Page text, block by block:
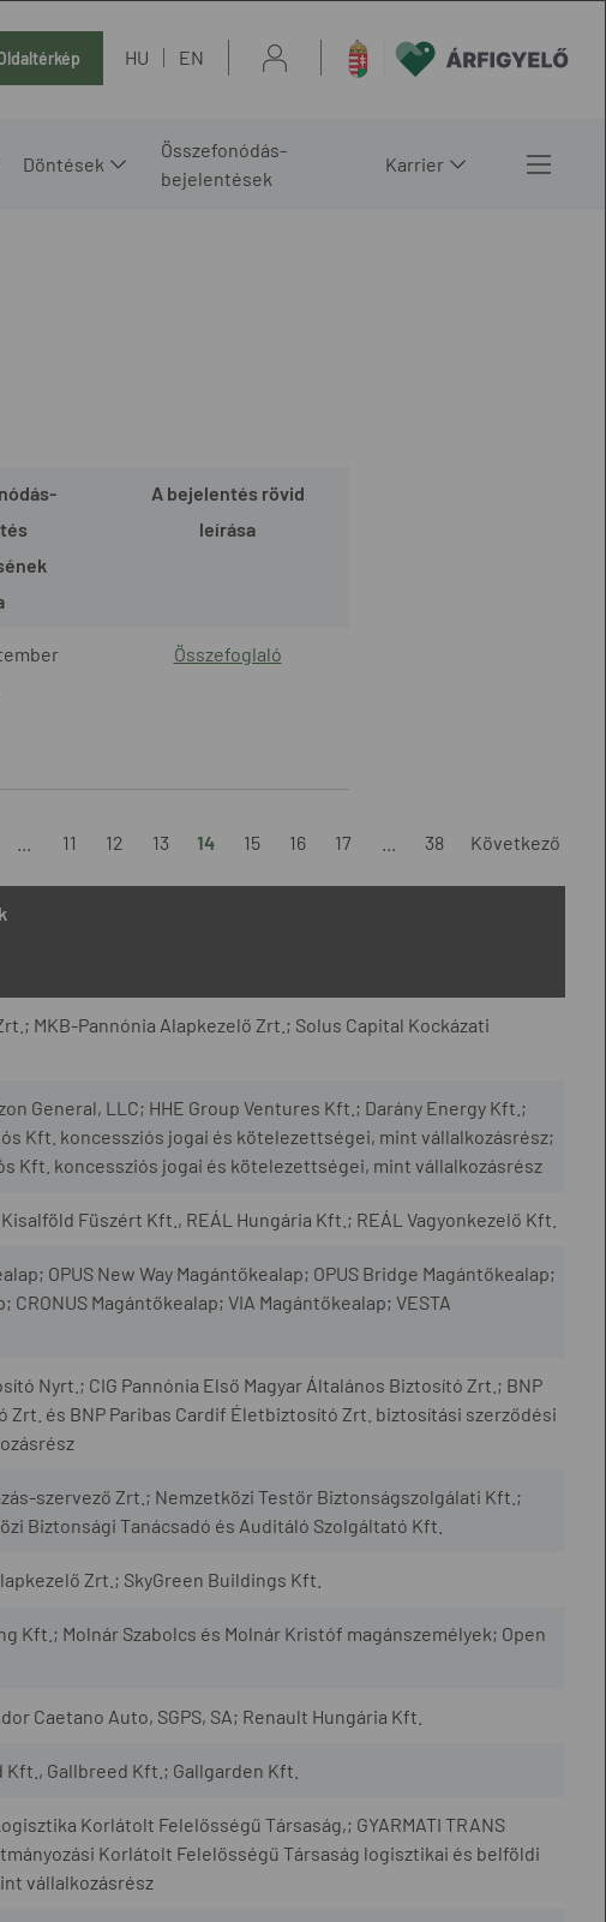
HU EN
Döntések
Összefonódás-
bejelentések
Karrier
A bejelentés rövid
leírása
Összefoglaló
11 12 13 14 15 16 17 38 Következő
MKB-Pannónia Alapkezelő Zrt.; Solus Capital Kockázati
General, LLC; HHE Group Ventures Kft.; Darány Energy Kft.;
Kft. koncessziós jogai és kötelezettségei, mint vállalkozásrész;
Kft. koncessziós jogai és kötelezettségei, mint vállalkozásrész
Füszért Kft., REÁL Hungária Kft.; REÁL Vagyonkezelő Kft.
OPUS New Way Magántőkealap; OPUS Bridge Magántőkealap;
CRONUS Magántőkealap; VIA Magántőkealap; VESTA
Nyrt.; CIG Pannónia Első Magyar Általános Biztosító Zrt.; BNP
Zrt. és BNP Paribas Cardif Életbiztosító Zrt. biztosítási szerződési
szervező Zrt.; Nemzetközi Testőr Biztonságszolgálati Kft.;
Biztonsági Tanácsadó és Auditáló Szolgáltató Kft.
Zrt.; SkyGreen Buildings Kft.
Kft.; Molnár Szabolcs és Molnár Kristóf magánszemélyek; Open
Caetano Auto, SGPS, SA; Renault Hungária Kft.
Gallbreed Kft.; Gallgarden Kft.
Korlátolt Felelősségű Társaság,; GYARMATI TRANS
Korlátolt Felelősségű Társaság logisztikai és belföldi
vállalkozásrész